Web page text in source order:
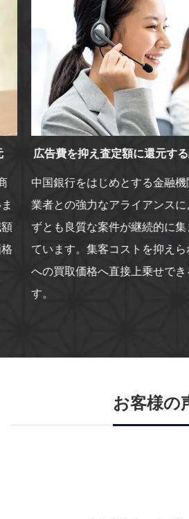
広告費を抑え査定額に還元す
中国銀行をはじめとする金融
業者との強力なアライアンス
ずとも良質な案件が継続的に
ています。集客コストを抑え
への買取価格へ直接上乗せで
す。
お客様の